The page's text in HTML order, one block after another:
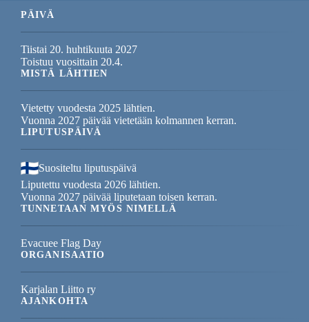
PÄIVÄ
Tiistai 20. huhtikuuta 2027
Toistuu vuosittain 20.4.
MISTÄ LÄHTIEN
Vietetty vuodesta 2025 lähtien.
Vuonna 2027 päivää vietetään kolmannen kerran.
LIPUTUSPÄIVÄ
Suositeltu liputuspäivä
Liputettu vuodesta 2026 lähtien.
Vuonna 2027 päivää liputetaan toisen kerran.
TUNNETAAN MYÖS NIMELLÄ
Evacuee Flag Day
ORGANISAATIO
Karjalan Liitto ry
AJANKOHTA